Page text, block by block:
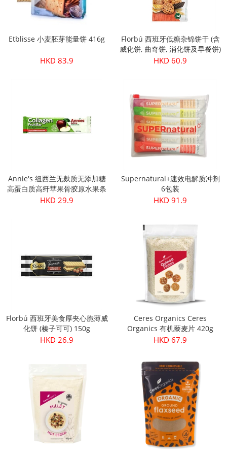
Etblisse 小麦胚芽能量饼 416g
HKD 83.9
Florbú 西班牙低糖杂锦饼干 (含
威化饼, 曲奇饼, 消化饼及早餐饼)
270g
HKD 60.9
Annie's 纽西兰无麸质无添加糖
高蛋白质高纤苹果骨胶原水果条
30g
HKD 29.9
Supernatural+速效电解质冲剂
6包装
HKD 91.9
Florbú 西班牙美食厚夹心脆薄威
化饼 (榛子可可) 150g
HKD 26.9
Ceres Organics Ceres
Organics 有机藜麦片 420g
HKD 67.9